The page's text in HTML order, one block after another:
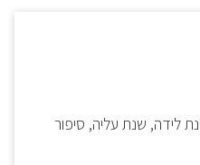
לידה, שנת עליה, סיפור